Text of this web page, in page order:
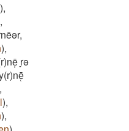
),
,
),
̞rǝ
,
),
),